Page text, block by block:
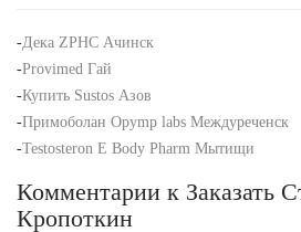
-Дека ZPHC Ачинск
-Provimed Гай
-Купить Sustos Азов
-Примоболан Opymp labs Междуреченск
-Testosteron E Body Pharm Мытищи
Комментарии к Заказать
Кропоткин